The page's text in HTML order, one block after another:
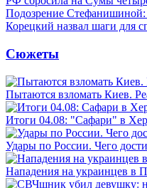
Подозрение Стефанишиной:
Корецкий назвал шаги для
Сюжеты
Пытаются взломать Киев.
Итоги 04.08: "Сафари" в
Удары по России. Чего
Нападения на украинцев в